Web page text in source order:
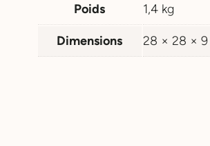
Poids 1,4 kg
Dimensions 28 × 28 ×